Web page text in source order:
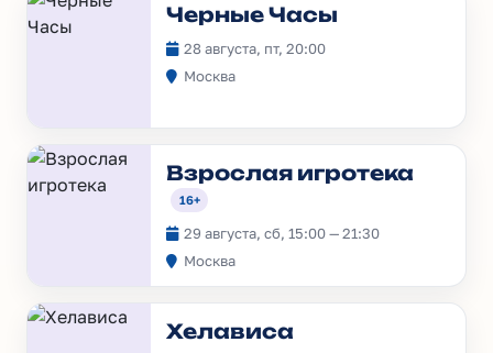
Черные Часы
28 августа, пт, 20:00
Москва
Взрослая игротека
16+
29 августа, сб, 15:00 — 21:30
Москва
Хелависа